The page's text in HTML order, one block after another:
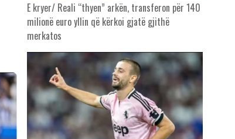
E kryer/ Reali “thyen” arkën, transferon për 140
milionë euro yllin që kërkoi gjatë gjithë
merkatos